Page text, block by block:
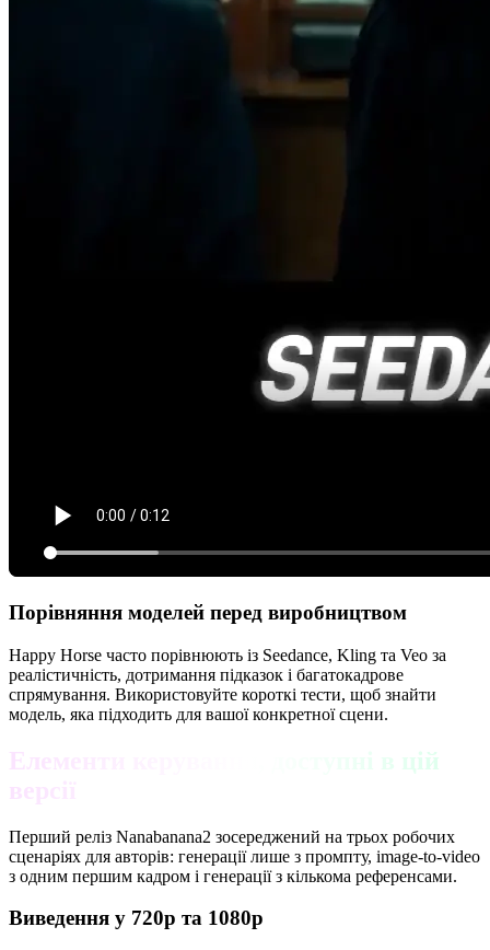
Порівняння моделей перед виробництвом
Happy Horse часто порівнюють із Seedance, Kling та Veo за
реалістичність, дотримання підказок і багатокадрове
спрямування. Використовуйте короткі тести, щоб знайти
модель, яка підходить для вашої конкретної сцени.
Елементи керування, доступні в цій
версії
Перший реліз Nanabanana2 зосереджений на трьох робочих
сценаріях для авторів: генерації лише з промпту, image-to-video
з одним першим кадром і генерації з кількома референсами.
Виведення у 720p та 1080p